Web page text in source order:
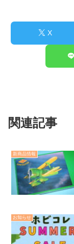
X
関連記事
新商品情報
お知らせ